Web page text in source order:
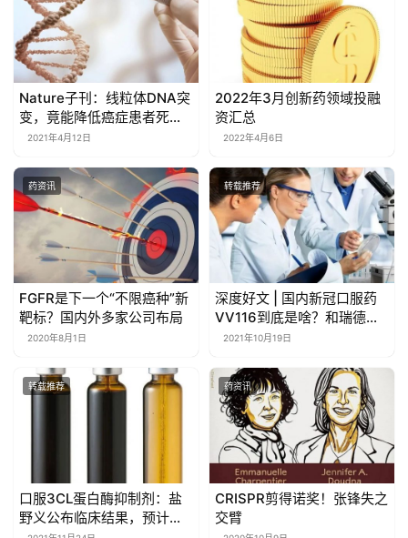
Nature子刊：线粒体DNA突
变，竟能降低癌症患者死亡
风险
2021年4月12日
2022年3月创新药领域投融
资汇总
2022年4月6日
药资讯
FGFR是下一个“不限癌种”新
靶标？国内外多家公司布局
2020年8月1日
转载推荐
深度好文 | 国内新冠口服药
VV116到底是啥？和瑞德西
韦、默沙东口服药有何区别
2021年10月19日
转载推荐
口服3CL蛋白酶抑制剂：盐
野义公布临床结果，预计
药资讯
CRISPR剪得诺奖！张锋失之
交臂